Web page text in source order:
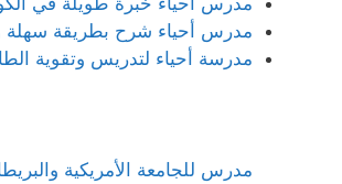
مدرس أحياء شرح بطريقة سهلة
مدرسة أحياء لتدريس وتقوية
مدرس للجامعة الأمريكية